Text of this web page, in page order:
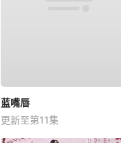
蓝嘴唇
更新至第11集